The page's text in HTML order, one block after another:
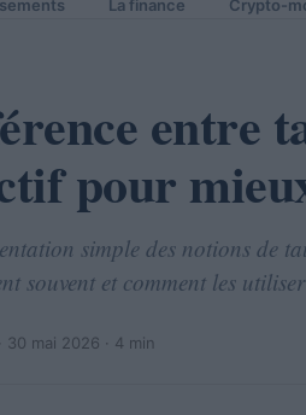
La finance Crypto-
entre
pour
simple des notions de
souvent et comment les
30 mai 2026 · 4 min